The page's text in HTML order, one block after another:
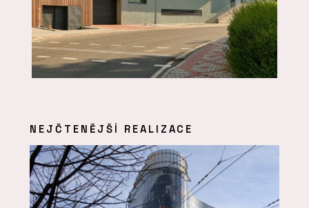
NEJČTENĚJŠÍ REALIZACE